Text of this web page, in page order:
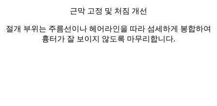
근막 고정 및 처짐 개선
절개 부위는 주름선이나 헤어라인을 따라 섬세하게 봉합하여
흉터가 잘 보이지 않도록 마무리합니다.